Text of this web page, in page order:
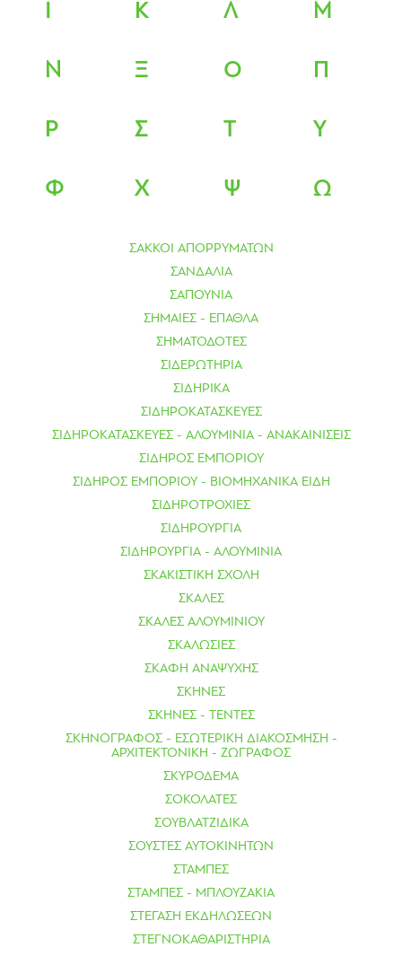
Ι Κ Λ Μ
Ν Ξ Ο Π
Ρ Σ Τ Υ
Φ Χ Ψ Ω
ΣΑΚΚΟΙ ΑΠΟΡΡΥΜΑΤΩΝ
ΣΑΝΔΑΛΙΑ
ΣΑΠΟΥΝΙΑ
ΣΗΜΑΙΕΣ - ΕΠΑΘΛΑ
ΣΗΜΑΤΟΔΟΤΕΣ
ΣΙΔΕΡΩΤΗΡΙΑ
ΣΙΔΗΡΙΚΑ
ΣΙΔΗΡΟΚΑΤΑΣΚΕΥΕΣ
ΣΙΔΗΡΟΚΑΤΑΣΚΕΥΕΣ - ΑΛΟΥΜΙΝΙΑ - ΑΝΑΚΑΙΝΙΣΕΙΣ
ΣΙΔΗΡΟΣ ΕΜΠΟΡΙΟΥ
ΣΙΔΗΡΟΣ ΕΜΠΟΡΙΟΥ - ΒΙΟΜΗΧΑΝΙΚΑ ΕΙΔΗ
ΣΙΔΗΡΟΤΡΟΧΙΕΣ
ΣΙΔΗΡΟΥΡΓΙΑ
ΣΙΔΗΡΟΥΡΓΙΑ - ΑΛΟΥΜΙΝΙΑ
ΣΚΑΚΙΣΤΙΚΗ ΣΧΟΛΗ
ΣΚΑΛΕΣ
ΣΚΑΛΕΣ ΑΛΟΥΜΙΝΙΟΥ
ΣΚΑΛΩΣΙΕΣ
ΣΚΑΦΗ ΑΝΑΨΥΧΗΣ
ΣΚΗΝΕΣ
ΣΚΗΝΕΣ - ΤΕΝΤΕΣ
ΣΚΗΝΟΓΡΑΦΟΣ - ΕΣΩΤΕΡΙΚΗ ΔΙΑΚΟΣΜΗΣΗ -
ΑΡΧΙΤΕΚΤΟΝΙΚΗ - ΖΩΓΡΑΦΟΣ
ΣΚΥΡΟΔΕΜΑ
ΣΟΚΟΛΑΤΕΣ
ΣΟΥΒΛΑΤΖΙΔΙΚΑ
ΣΟΥΣΤΕΣ ΑΥΤΟΚΙΝΗΤΩΝ
ΣΤΑΜΠΕΣ
ΣΤΑΜΠΕΣ - ΜΠΛΟΥΖΑΚΙΑ
ΣΤΕΓΑΣΗ ΕΚΔΗΛΩΣΕΩΝ
ΣΤΕΓΝΟΚΑΘΑΡΙΣΤΗΡΙΑ